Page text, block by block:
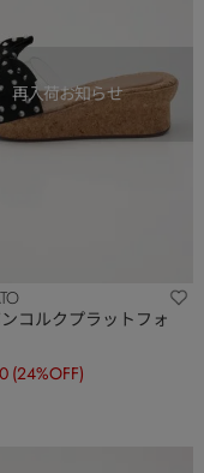
コルクプラットフォ
(24%OFF)